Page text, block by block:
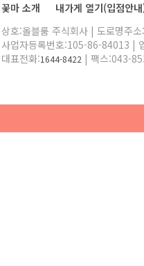
꽃마 소개 내가게 열기(입점안
상호:올블룸 주식회사 | 도로명주
사업자등록번호:105-86-84013 |
대표전화:1644-8422 | 팩스:043-